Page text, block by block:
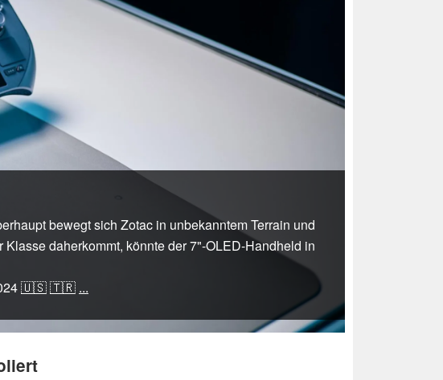
bewegt sich Zotac in unbekanntem Terrain und
daherkommt, könnte der 7"-OLED-Handheld in
🇺🇸🇹🇷 ...